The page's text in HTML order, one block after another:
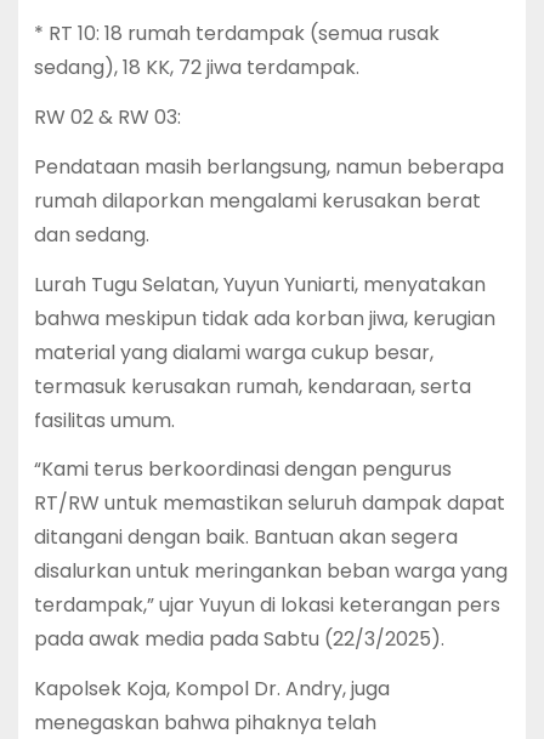
* RT 10: 18 rumah terdampak (semua rusak
sedang), 18 KK, 72 jiwa terdampak.
RW 02 & RW 03:
Pendataan masih berlangsung, namun beberapa
rumah dilaporkan mengalami kerusakan berat
dan sedang.
Lurah Tugu Selatan, Yuyun Yuniarti, menyatakan
bahwa meskipun tidak ada korban jiwa, kerugian
material yang dialami warga cukup besar,
termasuk kerusakan rumah, kendaraan, serta
fasilitas umum.
“Kami terus berkoordinasi dengan pengurus
RT/RW untuk memastikan seluruh dampak dapat
ditangani dengan baik. Bantuan akan segera
disalurkan untuk meringankan beban warga yang
terdampak,” ujar Yuyun di lokasi keterangan pers
pada awak media pada Sabtu (22/3/2025).
Kapolsek Koja, Kompol Dr. Andry, juga
menegaskan bahwa pihaknya telah